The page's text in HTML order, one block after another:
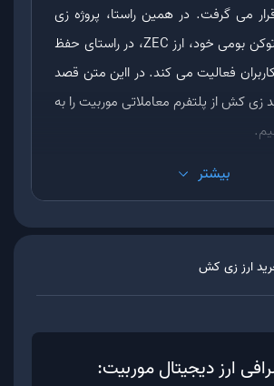
قرار می گرفت. در همین راستا، پروژه زی
کش به همراه توکن بومی خود، ارز ZEC، در راستای حفظ
فعالیت می کند. در ااین متن قصد
زی کش از پلتفرم معاملاتی موربیت را به
چیست؟
بیشتر
ارززی کش
ارز دیجیتال موربیت: